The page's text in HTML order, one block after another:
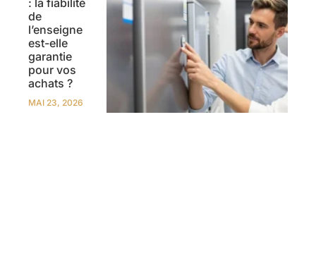
de
l’enseigne
est-elle
garantie
pour vos
achats ?
MAI 23, 2026